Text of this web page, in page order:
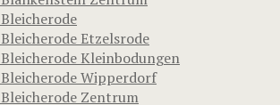
Etzelsrode
Kleinbodungen
Wipperdorf
Zentrum